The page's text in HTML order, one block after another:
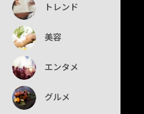
トレンド
美容
エンタメ
グルメ